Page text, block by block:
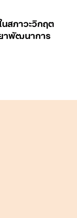
สภาวะวิกฤต
าพัฒนาการ